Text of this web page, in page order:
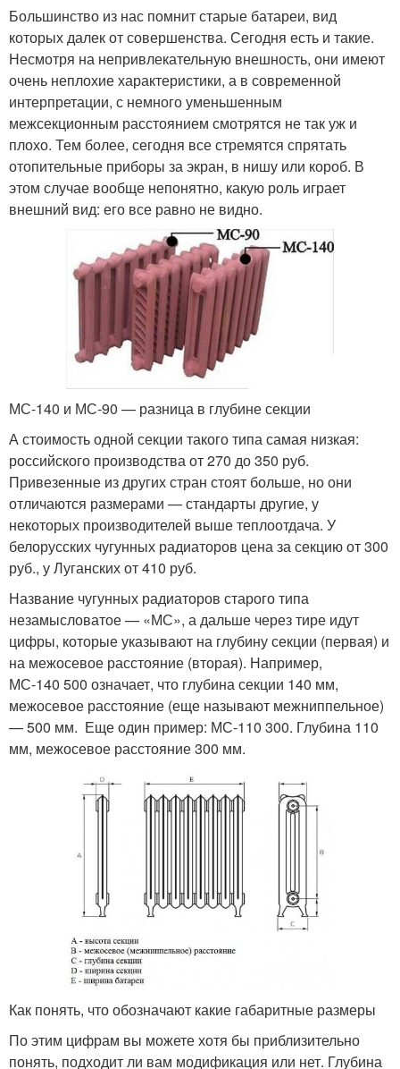
Большинство из нас помнит старые батареи, вид
которых далек от совершенства. Сегодня есть и такие.
Несмотря на непривлекательную внешность, они имеют
очень неплохие характеристики, а в современной
интерпретации, с немного уменьшенным
межсекционным расстоянием смотрятся не так уж и
плохо. Тем более, сегодня все стремятся спрятать
отопительные приборы за экран, в нишу или короб. В
этом случае вообще непонятно, какую роль играет
внешний вид: его все равно не видно.
МС-140 и МС-90 — разница в глубине секции
А стоимость одной секции такого типа самая низкая:
российского производства от 270 до 350 руб.
Привезенные из других стран стоят больше, но они
отличаются размерами — стандарты другие, у
некоторых производителей выше теплоотдача. У
белорусских чугунных радиаторов цена за секцию от 300
руб., у Луганских от 410 руб.
Название чугунных радиаторов старого типа
незамысловатое — «МС», а дальше через тире идут
цифры, которые указывают на глубину секции (первая) и
на межосевое расстояние (вторая). Например,
МС-140 500 означает, что глубина секции 140 мм,
межосевое расстояние (еще называют межниппельное)
— 500 мм. Еще один пример: МС-110 300. Глубина 110
мм, межосевое расстояние 300 мм.
Как понять, что обозначают какие габаритные размеры
По этим цифрам вы можете хотя бы приблизительно
понять, подходит ли вам модификация или нет. Глубина